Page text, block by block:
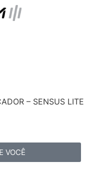
– SENSUS LITE
VOCÊ